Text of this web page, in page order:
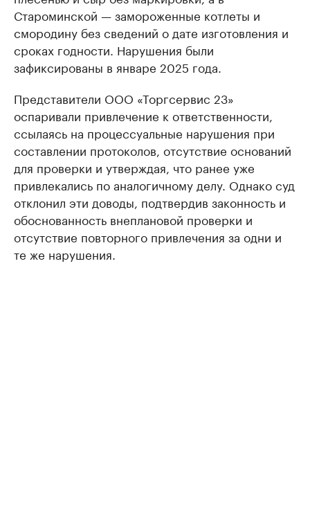
Староминской — замороженные котлеты и
смородину без сведений о дате изготовления и
сроках годности. Нарушения были
зафиксированы в январе 2025 года.
Представители ООО «Торгсервис 23»
оспаривали привлечение к ответственности,
ссылаясь на процессуальные нарушения при
составлении протоколов, отсутствие оснований
для проверки и утверждая, что ранее уже
привлекались по аналогичному делу. Однако суд
отклонил эти доводы, подтвердив законность и
обоснованность внеплановой проверки и
отсутствие повторного привлечения за одни и
те же нарушения.